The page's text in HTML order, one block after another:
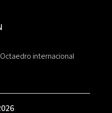
internacional